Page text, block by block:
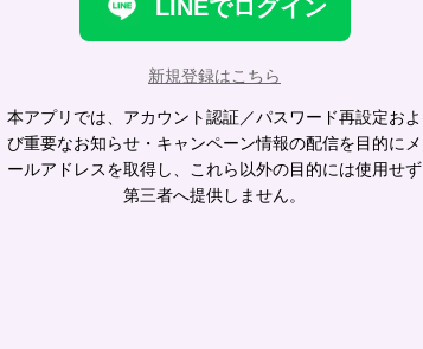
LINEでログイン
新規登録はこちら
本アプリでは、アカウント認証／パスワード再設定およ
び重要なお知らせ・キャンペーン情報の配信を目的にメ
ールアドレスを取得し、これら以外の目的には使用せず
第三者へ提供しません。